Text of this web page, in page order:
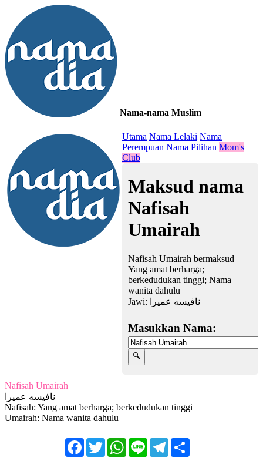
Nama-nama Muslim
Utama Nama Lelaki Nama
Perempuan Nama Pilihan Mom's
Club
Maksud nama
Nafisah
Umairah
Nafisah Umairah bermaksud
Yang amat berharga;
berkedudukan tinggi; Nama
wanita dahulu
Jawi:
نافيسه عميرا
Masukkan Nama:
Nafisah Umairah
نافيسه عميرا
Nafisah: Yang amat berharga; berkedudukan tinggi
Umairah: Nama wanita dahulu
FacebookTwitterWhatsApp
Line Telegram